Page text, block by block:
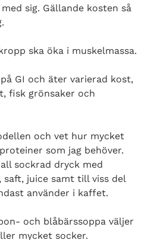
sig. Gällande kosten så
ska öka i muskelmassa.
GI och äter varierad kost,
fisk grönsaker och
och vet hur mycket
som jag behöver.
sockrad dryck med
juice samt till viss del
använder i kaffet.
och blåbärssoppa väljer
mycket socker.